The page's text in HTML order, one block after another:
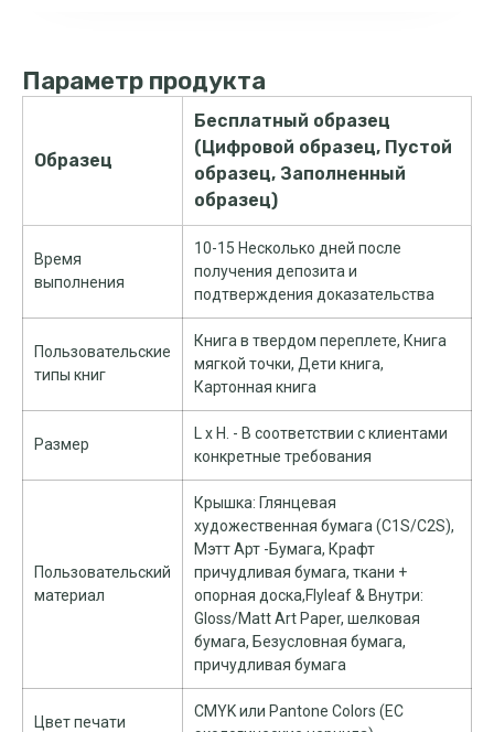
Параметр продукта
Образец
Бесплатный образец
(Цифровой образец, Пустой
образец, Заполненный
образец)
Время
выполнения
10-15 Несколько дней после
получения депозита и
подтверждения доказательства
Пользовательские
типы книг
Книга в твердом переплете, Книга
мягкой точки, Дети книга,
Картонная книга
Размер
L x H. - В соответствии с клиентами
конкретные требования
Пользовательский
материал
Крышка: Глянцевая
художественная бумага (C1S/C2S),
Мэтт Арт -Бумага, Крафт
причудливая бумага, ткани +
опорная доска,Flyleaf & Внутри:
Gloss/Matt Art Paper, шелковая
бумага, Безусловная бумага,
причудливая бумага
Цвет печати
CMYK или Pantone Colors (ЕС